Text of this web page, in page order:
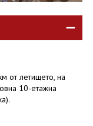
от летището, на
10-етажна